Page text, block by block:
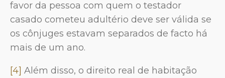
favor da pessoa com quem o testador
casado cometeu adultério deve ser válida se
os cônjuges estavam separados de facto há
mais de um ano.
[4] Além disso, o direito real de habitação